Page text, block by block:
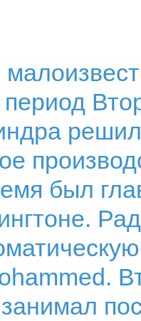
период
был